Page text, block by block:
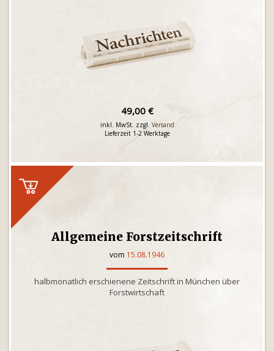
49,00 €
inkl. MwSt. zzgl. Versand
Lieferzeit 1-2 Werktage
Allgemeine Forstzeitschrift
vom 15.08.1946
halbmonatlich erschienene Zeitschrift in München über
Forstwirtschaft